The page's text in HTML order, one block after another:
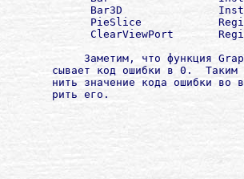
Bаr3D
PieSlice
ClearViewPort
Заметим, что функция
сывает код ошибки в 0.
нить значение кода ошибки во
        рить его.